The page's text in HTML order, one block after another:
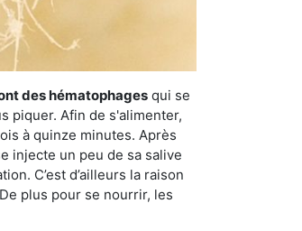
des hématophages qui se
piquer. Afin de s'alimenter,
à quinze minutes. Après
injecte un peu de sa salive
C’est d’ailleurs la raison
plus pour se nourrir, les